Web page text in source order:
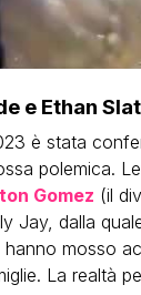
e Ethan
è stata
polemica.
Gomez (il
Jay, dalla
mosso
La realtà